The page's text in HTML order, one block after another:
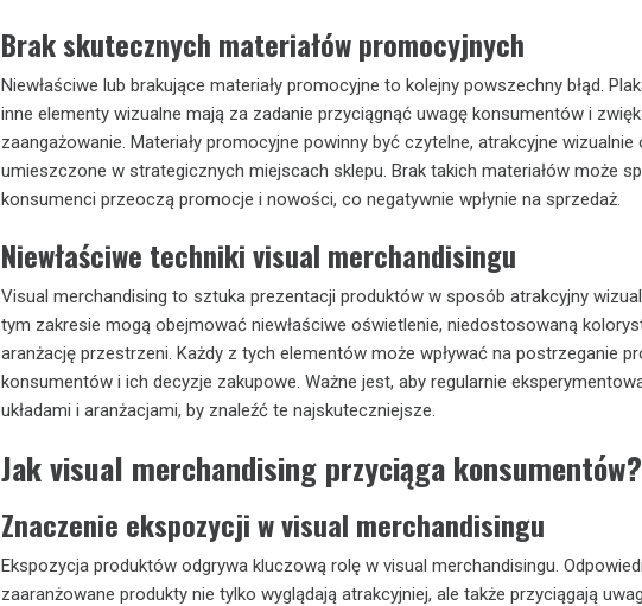
Brak skutecznych materiałów promocyjnych
Niewłaściwe lub brakujące materiały promocyjne to kolejny powszechny błąd.
inne elementy wizualne mają za zadanie przyciągnąć uwagę konsumentów i
zaangażowanie. Materiały promocyjne powinny być czytelne, atrakcyjne wizualnie
umieszczone w strategicznych miejscach sklepu. Brak takich materiałów może
konsumenci przeoczą promocje i nowości, co negatywnie wpłynie na sprzedaż.
Niewłaściwe techniki visual merchandisingu
Visual merchandising to sztuka prezentacji produktów w sposób atrakcyjny
tym zakresie mogą obejmować niewłaściwe oświetlenie, niedostosowaną
aranżację przestrzeni. Każdy z tych elementów może wpływać na postrzeganie
konsumentów i ich decyzje zakupowe. Ważne jest, aby regularnie
układami i aranżacjami, by znaleźć te najskuteczniejsze.
Jak visual merchandising przyciąga konsumentów?
Znaczenie ekspozycji w visual merchandisingu
Ekspozycja produktów odgrywa kluczową rolę w visual merchandisingu.
zaaranżowane produkty nie tylko wyglądają atrakcyjniej, ale także przyciągają